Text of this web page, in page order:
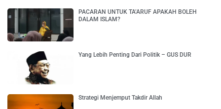
PACARAN UNTUK TA’ARUF APAKAH BOLEH
DALAM ISLAM?
Yang Lebih Penting Dari Politik – GUS DUR
Strategi Menjemput Takdir Allah